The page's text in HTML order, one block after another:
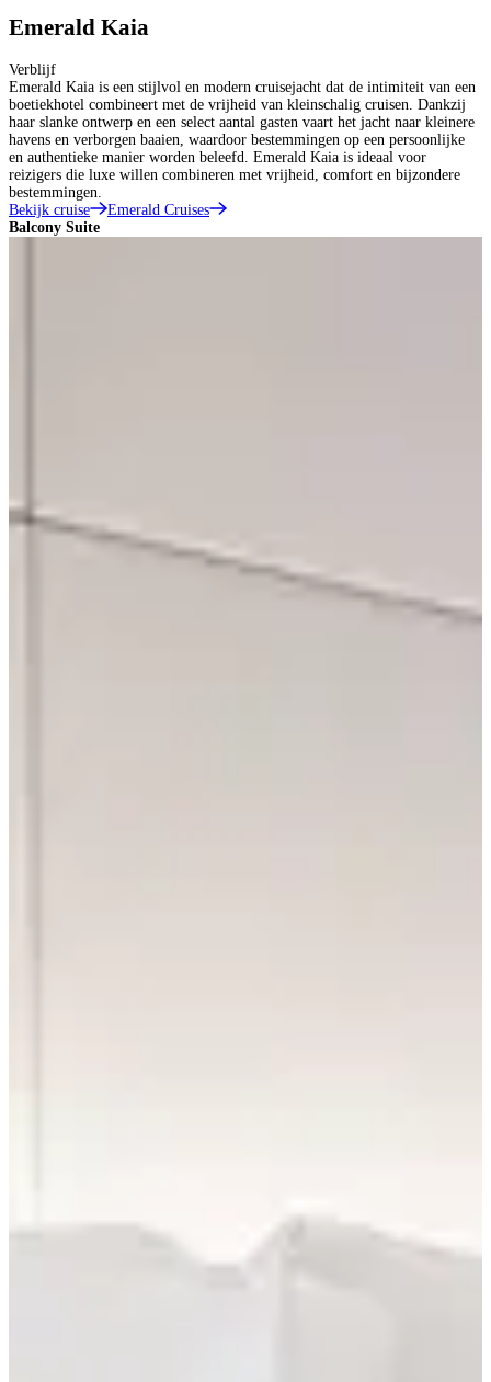
Emerald Kaia
Verblijf
Emerald Kaia is een stijlvol en modern cruisejacht dat de intimiteit van een
boetiekhotel combineert met de vrijheid van kleinschalig cruisen. Dankzij
haar slanke ontwerp en een select aantal gasten vaart het jacht naar kleinere
havens en verborgen baaien, waardoor bestemmingen op een persoonlijke
en authentieke manier worden beleefd. Emerald Kaia is ideaal voor
reizigers die luxe willen combineren met vrijheid, comfort en bijzondere
bestemmingen.
Bekijk cruise
Emerald Cruises
Balcony Suite